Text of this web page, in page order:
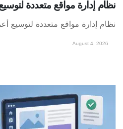
نظام إدارة مواقع متعددة
نظام إدارة مواقع متعددة لتوسيع
August 4, 2026